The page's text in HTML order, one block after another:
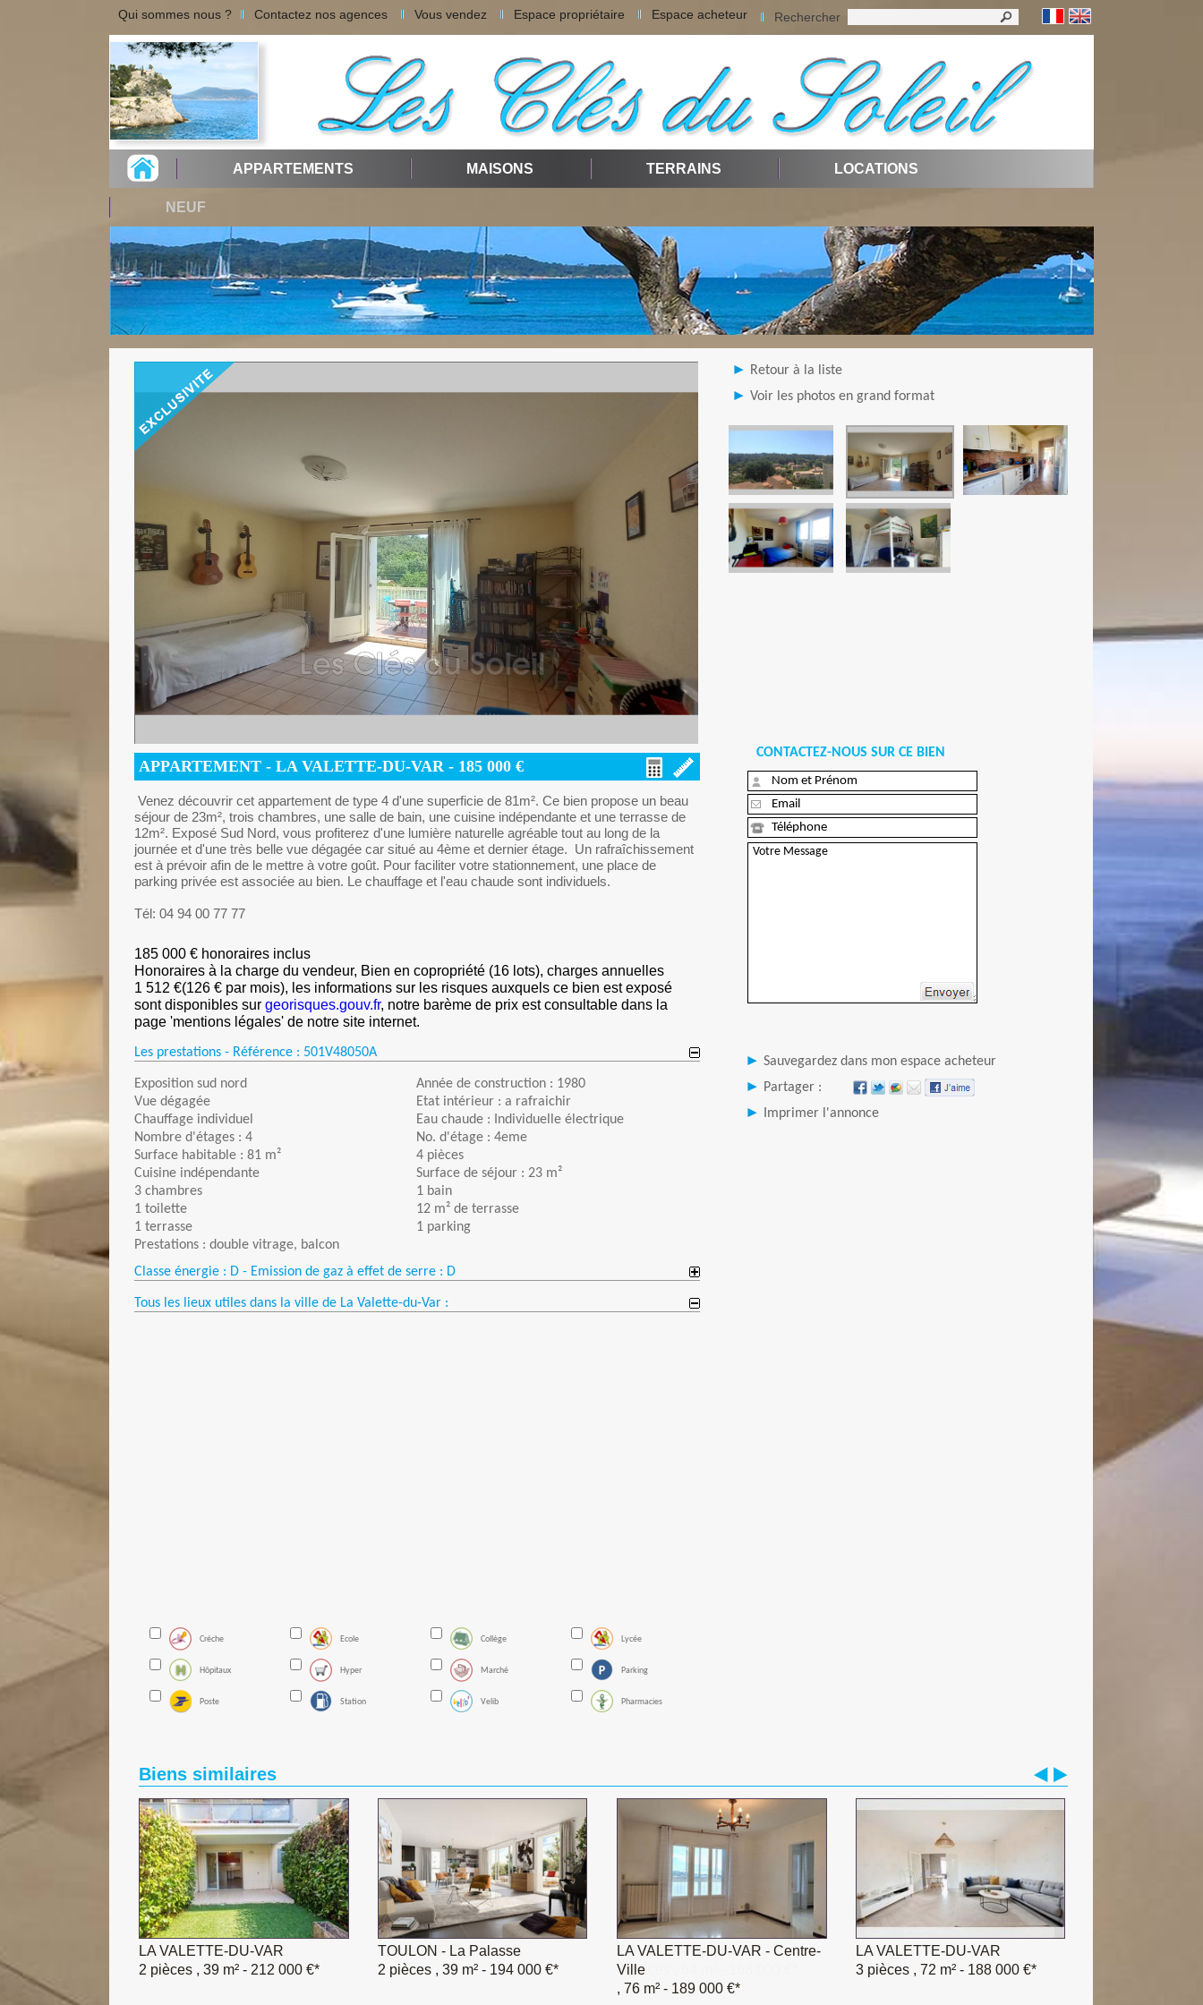
Qui sommes nous ? Contactez nos agences Vous vendez Espace propriétaire Espace acheteur Rechercher
APPARTEMENTS MAISONS TERRAINS LOCATIONS
NEUF
Retour à la liste
Voir les photos en grand format
APPARTEMENT - LA VALETTE-DU-VAR - 185 000 €
Venez découvrir cet appartement de type 4 d'une superficie de 81m². Ce bien propose un beau
séjour de 23m², trois chambres, une salle de bain, une cuisine indépendante et une terrasse de
12m². Exposé Sud Nord, vous profiterez d'une lumière naturelle agréable tout au long de la
journée et d'une très belle vue dégagée car situé au 4ème et dernier étage. Un rafraîchissement
est à prévoir afin de le mettre à votre goût. Pour faciliter votre stationnement, une place de
parking privée est associée au bien. Le chauffage et l'eau chaude sont individuels.
Tél: 04 94 00 77 77
185 000 € honoraires inclus
Honoraires à la charge du vendeur, Bien en copropriété (16 lots), charges annuelles
1 512 €(126 € par mois), les informations sur les risques auxquels ce bien est exposé
sont disponibles sur georisques.gouv.fr, notre barème de prix est consultable dans la
page 'mentions légales' de notre site internet.
Les prestations - Référence : 501V48050A
Exposition sud nord
Année de construction : 1980
Vue dégagée
Etat intérieur : a rafraichir
Chauffage individuel
Eau chaude : Individuelle électrique
Nombre d'étages : 4
No. d'étage : 4eme
Surface habitable : 81 m²
4 pièces
Cuisine indépendante
Surface de séjour : 23 m²
3 chambres
1 bain
1 toilette
12 m² de terrasse
1 terrasse
1 parking
Prestations : double vitrage, balcon
Classe énergie : D - Emission de gaz à effet de serre : D
Tous les lieux utiles dans la ville de La Valette-du-Var :
Créche Ecole Collège Lycée
Hôpitaux Hyper Marché Parking
Poste Station Velib Pharmacies
CONTACTEZ-NOUS SUR CE BIEN
Sauvegardez dans mon espace acheteur
Partager :
Imprimer l'annonce
Biens similaires
LA VALETTE-DU-VAR
2 pièces , 39 m² - 212 000 €*
TOULON - La Palasse
2 pièces , 39 m² - 194 000 €*
LA VALETTE-DU-VAR - Centre-
Ville
, 76 m² - 189 000 €*
LA VALETTE-DU-VAR
3 pièces , 72 m² - 188 000 €*
LA VALETTE-DU-VAR
4 pièces , 81 m² - 185 000 €*
LA VALETTE-DU-VAR
3 pièces , 77 m² - 175 000 €*
TOULON - Aguillon
4 pièces , 64 m²
TOULON
2 pièces , 44 m² - 159 000 €*